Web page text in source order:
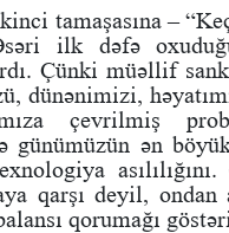
tamaşasına –
ilk dəfə
Çünki müəllif
dünənimizi,
çevrilmiş
günümüzün ən
qarşı deyil, ondan
qorumağı